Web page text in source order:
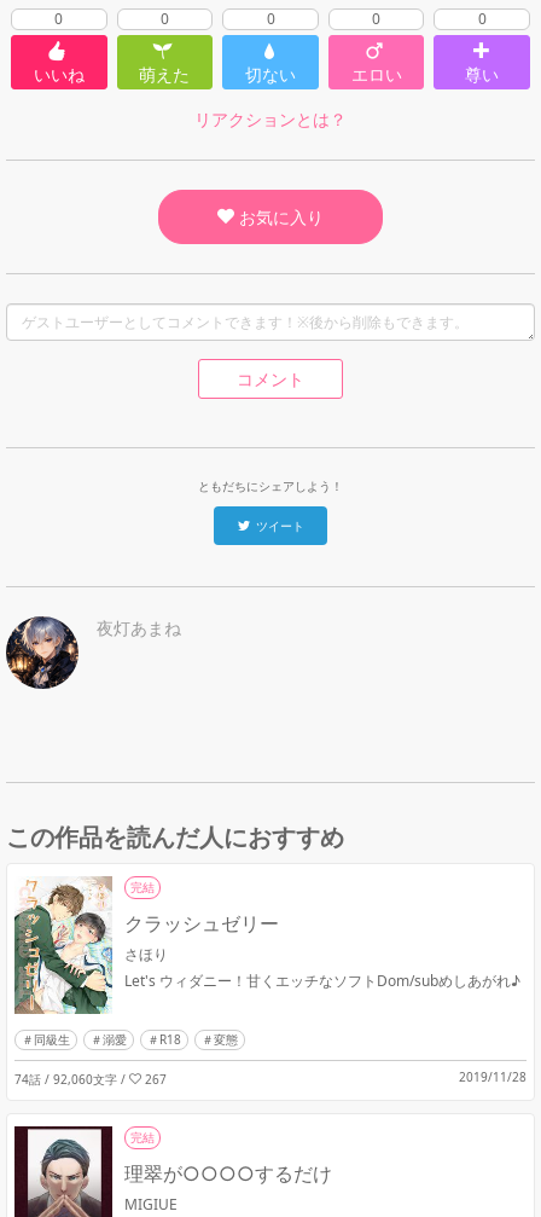
0
いいね
0
萌えた
0
切ない
0
エロい
0
尊い
リアクションとは？
お気に入り
コメント
ともだちにシェアしよう！
ツイート
夜灯あまね
この作品を読んだ人におすすめ
完結
クラッシュゼリー
さほり
Let's ウィダニー！甘くエッチなソフトDom/subめしあがれ♪
同級生 溺愛 R18 変態
74話 / 92,060文字 / 267 2019/11/28
完結
理翠が○○○○するだけ
MIGIUE